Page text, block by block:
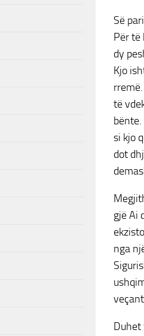
Së
Për të
dy
Kjo
të
si kjo
dot
gjë Ai
nga
Duhet